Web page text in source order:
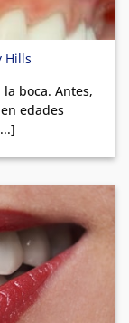
Hills
boca. Antes,
edades